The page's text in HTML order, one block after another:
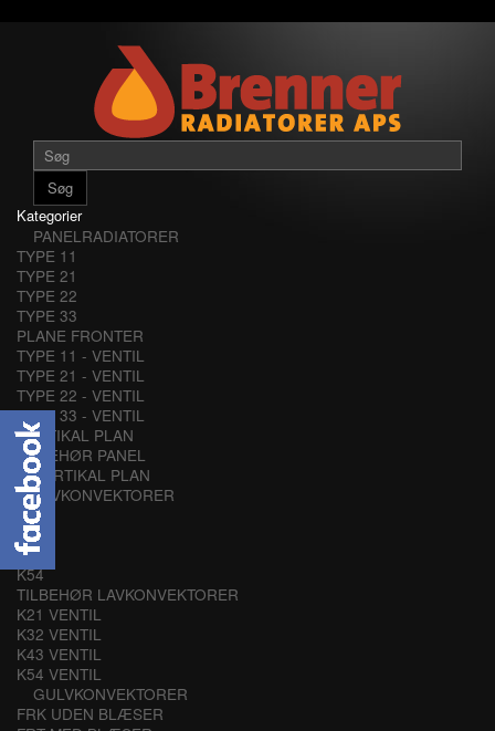
Søg
Kategorier
PANELRADIATORER
TYPE 11
TYPE 21
TYPE 22
TYPE 33
PLANE FRONTER
TYPE 11 - VENTIL
TYPE 21 - VENTIL
TYPE 22 - VENTIL
TYPE 33 - VENTIL
VERTIKAL PLAN
TILBEHØR PANEL
VERTIKAL PLAN
LAVKONVEKTORER
K21
K32
K43
K54
TILBEHØR LAVKONVEKTORER
K21 VENTIL
K32 VENTIL
K43 VENTIL
K54 VENTIL
GULVKONVEKTORER
FRK UDEN BLÆSER